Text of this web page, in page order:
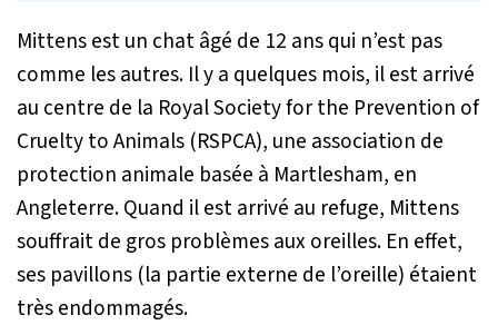
Mittens est un chat âgé de 12 ans qui n’est pas
comme les autres. Il y a quelques mois, il est arrivé
au centre de la Royal Society for the Prevention of
Cruelty to Animals (RSPCA), une association de
protection animale basée à Martlesham, en
Angleterre. Quand il est arrivé au refuge, Mittens
souffrait de gros problèmes aux oreilles. En effet,
ses pavillons (la partie externe de l’oreille) étaient
très endommagés.